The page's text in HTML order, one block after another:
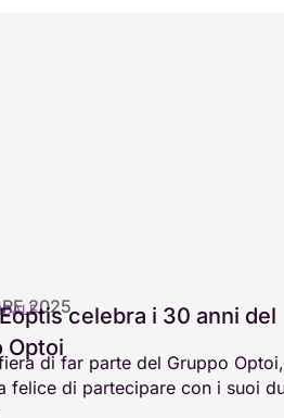
2025celebra i 30 anni del
Optoi
di far parte del Gruppo Optoi,
felice di partecipare con i suoi